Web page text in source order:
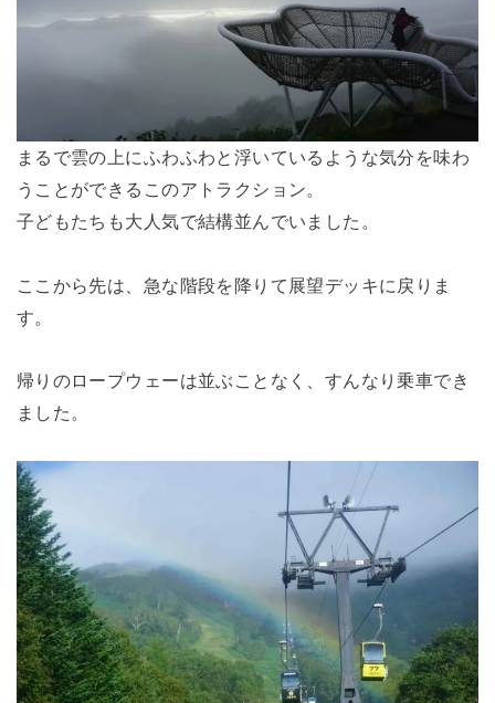
まるで雲の上にふわふわと浮いているような気分を味わ
うことができるこのアトラクション。
子どもたちも大人気で結構並んでいました。
ここから先は、急な階段を降りて展望デッキに戻りま
す。
帰りのロープウェーは並ぶことなく、すんなり乗車でき
ました。